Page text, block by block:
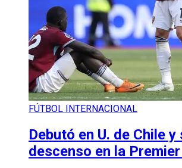
FÚTBOL INTERNACIONAL
Debutó en U. de Chile y
descenso en la